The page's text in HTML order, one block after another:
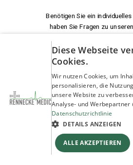
Benötigen Sie ein
haben Sie Fragen zu
Wir beraten
service@rennecke-medic.com
Diese Webseite
Cookies.
Wir nutzen Cookies, um
personalisieren, die
unsere Website zu
Analyse- und
Datenschutzrichtlinie
DETAILS ANZEIGEN
ALLE AKZEPTIEREN